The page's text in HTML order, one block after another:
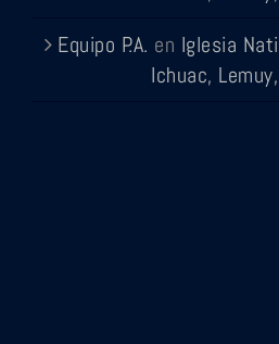
Equipo P.A. en Iglesia
Ichuac,